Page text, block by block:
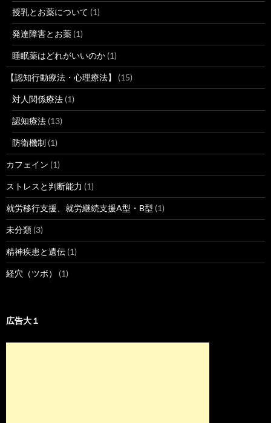
授乳とお薬について (1)
発達障害とお薬 (1)
睡眠薬はどれがいいのか (1)
【認知行動療法・心理療法】 (15)
対人関係療法 (1)
認知療法 (13)
防衛機制 (1)
カフェイン (1)
ストレスと判断能力 (1)
就労移行支援、就労継続支援A型・B型 (1)
未分類 (3)
精神疾患と遺伝 (1)
経穴（ツボ） (1)
広告大１